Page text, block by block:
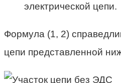
электрической цепи.
Формула (1, 2)
цепи представленной